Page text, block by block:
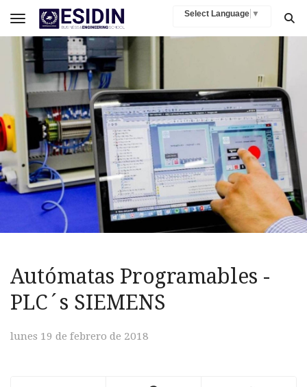
Select Language ▼
Toggle navigation
Autómatas Programables -
PLC´s SIEMENS
lunes 19 de febrero de 2018